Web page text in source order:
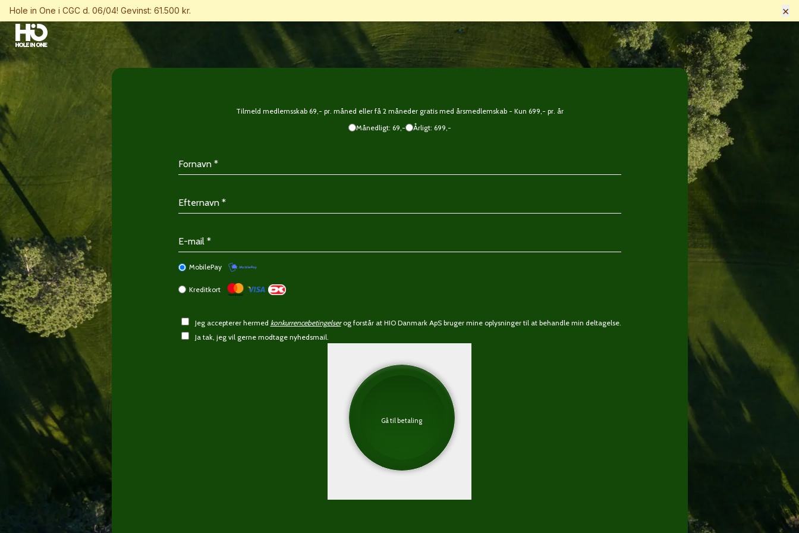
Hole in One i CGC d. 06/04! Gevinst: 61.500 kr. ×
Tilmeld medlemsskab 69,- pr. måned eller få 2 måneder gratis med årsmedlemskab - Kun 699,- pr. år
Månedligt: 69,-
Årligt: 699,-
MobilePay
Kreditkort
Jeg accepterer hermed konkurrencebetingelserog forstår at HIO Danmark ApS bruger mine oplysninger til at behandle min deltagelse.
Ja tak, jeg vil gerne modtage nyhedsmail.
Gå til betaling